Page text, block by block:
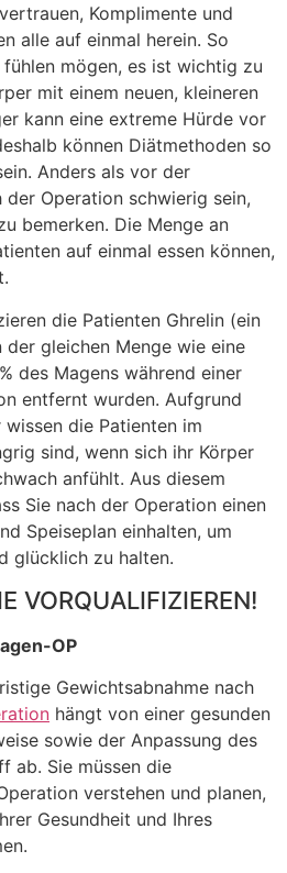
Komplimente und
alle auf einmal herein. So
mögen, es ist wichtig zu
mit einem neuen, kleineren
kann eine extreme Hürde vor
können Diätmethoden so
Anders als vor der
der Operation schwierig sein,
bemerken. Die Menge an
auf einmal essen können,
die Patienten Ghrelin (ein
gleichen Menge wie eine
des Magens während einer
entfernt wurden. Aufgrund
die Patienten im
sind, wenn sich ihr Körper
anfühlt. Aus diesem
Sie nach der Operation einen
Speiseplan einhalten, um
glücklich zu halten.
VORQUALIFIZIEREN!
OP
Gewichtsabnahme nach
hängt von einer gesunden
sowie der Anpassung des
ab. Sie müssen die
verstehen und planen,
Gesundheit und Ihres